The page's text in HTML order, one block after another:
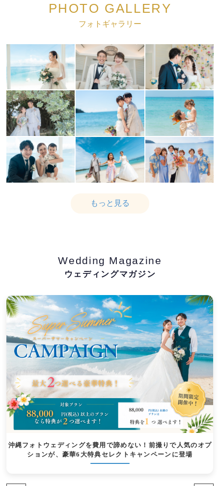
PHOTO GALLERY
フォトギャラリー
もっと見る
Wedding Magazine
ウェディングマガジン
沖縄フォトウェディングを費用で諦めない！前撮りで人気のオプ
ションが、豪華6大特典セレクトキャンペーンに登場